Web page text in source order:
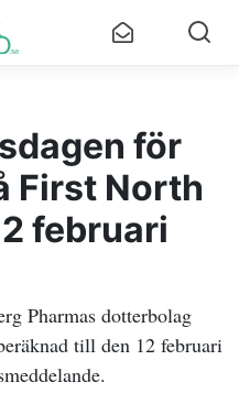
för
First North
februari
Pharmas dotterbolag
till den 12 februari